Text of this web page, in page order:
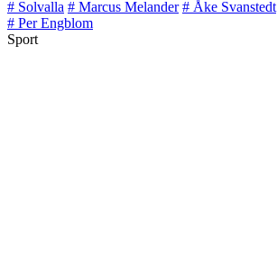
# Solvalla # Marcus Melander # Åke Svanstedt
# Per Engblom
Sport